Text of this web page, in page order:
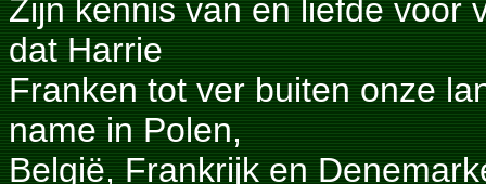
Zijn kennis van en liefde voor
dat Harrie
Franken tot ver buiten onze
name in Polen,
België, Frankrijk en